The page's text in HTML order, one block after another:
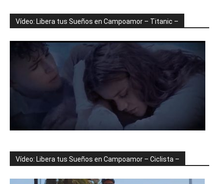
Vídeo: Libera tus Sueños en Campoamor – Titanic –
Vídeo: Libera tus Sueños en Campoamor – Ciclista –